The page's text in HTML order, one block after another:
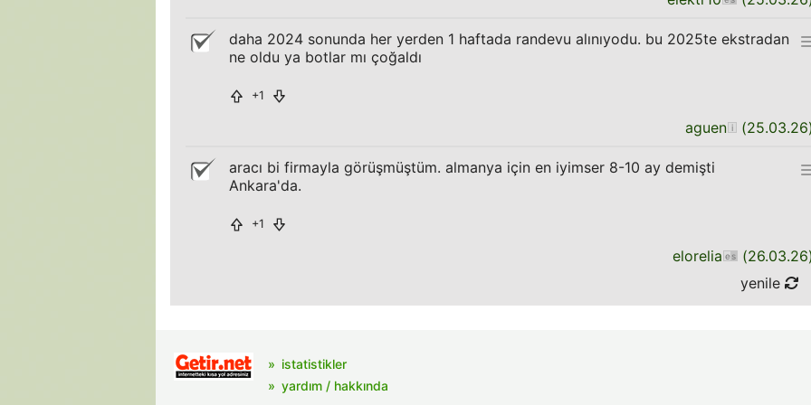
daha 2024 sonunda her yerden 1 haftada randevu alınıyodu. bu 2025te ekstradan
ne oldu ya botlar mı çoğaldı
+1
aguen (25.03.26
aracı bi firmayla görüşmüştüm. almanya için en iyimser 8-10 ay demişti
Ankara'da.
+1
elorelia (26.03.26
yenile
istatistikler
yardım / hakkında